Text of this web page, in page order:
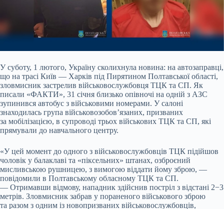
У суботу, 1 лютого, Україну сколихнула новина: на автозаправці,
що на трасі Київ — Харків під Пирятином Полтавської області,
зловмисник застрелив військовослужбовця ТЦК та СП. Як
писали «ФАКТИ», 31 січня близько опівночі на одній з АЗС
зупинився автобус з військовими номерами. У салоні
знаходилась група військовозобов’язаних, призваних
за мобілізацією, в супроводі трьох військових ТЦК та СП, які
прямували до навчального центру.
«У цей момент до одного з військовослужбовців ТЦК підійшов
чоловік у балаклаві та «піксельних» штанах, озброєний
мисливською рушницею, з вимогою віддати йому зброю, —
повідомили в Полтавському обласному ТЦК та СП.
— Отримавши відмову, нападник здійснив постріл з відстані 2−3
метрів. Зловмисник забрав у пораненого військового зброю
та разом з одним із новопризваних військовослужбовців,